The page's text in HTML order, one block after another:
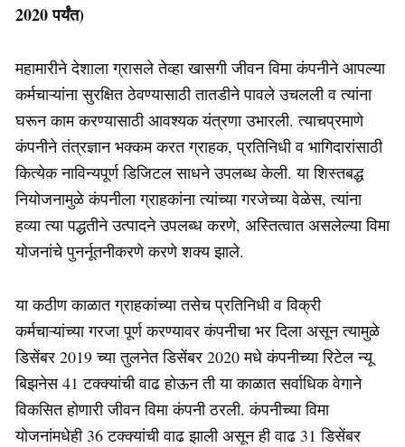
2020 पर्यंत)
महामारीने देशाला ग्रासले तेव्हा खासगी जीवन विमा कंपनीने आपल्या
कर्मचाऱ्यांना सुरक्षित ठेवण्यासाठी तातडीने पावले उचलली व त्यांना
घरून काम करण्यासाठी आवश्यक यंत्रणा उभारली. त्याचप्रमाणे
कंपनीने तंत्रज्ञान भक्कम करत ग्राहक, प्रतिनिधी व भागिदारांसाठी
कित्येक नाविन्यपूर्ण डिजिटल साधने उपलब्ध केली. या शिस्तबद्ध
नियोजनामुळे कंपनीला ग्राहकांना त्यांच्या गरजेच्या वेळेस, त्यांना
हव्या त्या पद्धतीने उत्पादने उपलब्ध करणे, अस्तित्वात असलेल्या विमा
योजनांचे पुनर्नूतनीकरणे करणे शक्य झाले.
या कठीण काळात ग्राहकांच्या तसेच प्रतिनिधी व विक्री
कर्मचाऱ्यांच्या गरजा पूर्ण करण्यावर कंपनीचा भर दिला असून त्यामुळे
डिसेंबर 2019 च्या तुलनेत डिसेंबर 2020 मधे कंपनीच्या रिटेल न्यू
बिझनेस 41 टक्क्यांची वाढ होऊन ती या काळात सर्वाधिक वेगाने
विकसित होणारी जीवन विमा कंपनी ठरली. कंपनीच्या विमा
योजनांमधेही 36 टक्क्यांची वाढ झाली असून ही वाढ 31 डिसेंबर